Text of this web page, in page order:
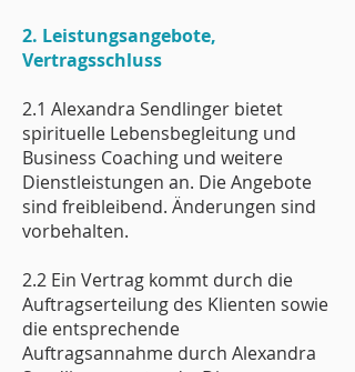
2. Leistungsangebote,
Vertragsschluss
2.1 Alexandra Sendlinger bietet
spirituelle Lebensbegleitung und
Business Coaching und weitere
Dienstleistungen an. Die Angebote
sind freibleibend. Änderungen sind
vorbehalten.
2.2 Ein Vertrag kommt durch die
Auftragserteilung des Klienten sowie
die entsprechende
Auftragsannahme durch Alexandra